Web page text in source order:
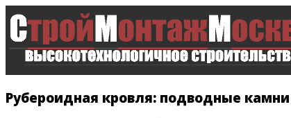
Рубероидная кровля: подводные